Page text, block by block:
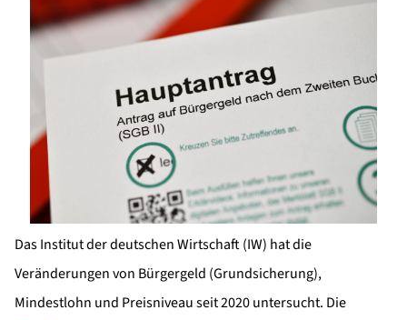
Das Institut der deutschen Wirtschaft (IW) hat die
Veränderungen von Bürgergeld (Grundsicherung),
Mindestlohn und Preisniveau seit 2020 untersucht. Die